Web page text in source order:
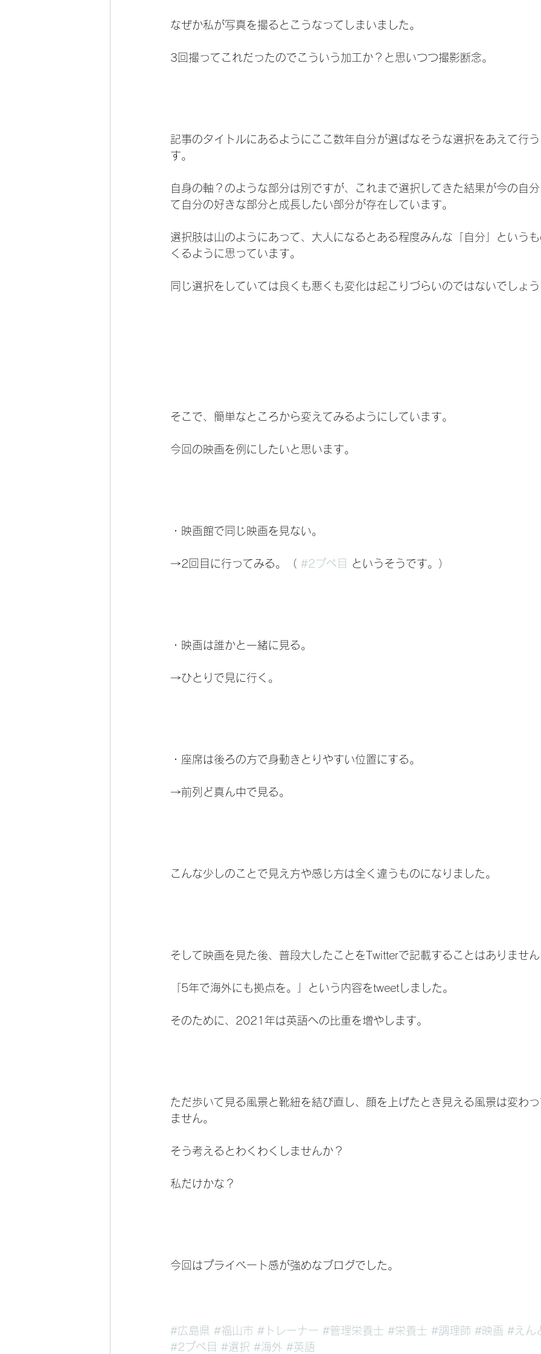
なぜか私が写真を撮るとこうなってしまいました。
3回撮ってこれだったのでこういう加工か？と思いつつ撮影断念。
記事のタイトルにあるようにここ数年自分が選ばなそうな選択をあえて行
す。
自身の軸？のような部分は別ですが、これまで選択してきた結果が今の自
て自分の好きな部分と成長したい部分が存在しています。
選択肢は山のようにあって、大人になるとある程度みんな「自分」という
くるように思っています。
同じ選択をしていては良くも悪くも変化は起こりづらいのではないでしょ
そこで、簡単なところから変えてみるようにしています。
今回の映画を例にしたいと思います。
・映画館で同じ映画を見ない。
→2回目に行ってみる。（ #2プぺ目 というそうです。）
・映画は誰かと一緒に見る。
→ひとりで見に行く。
・座席は後ろの方で身動きとりやすい位置にする。
→前列ど真ん中で見る。
こんな少しのことで見え方や感じ方は全く違うものになりました。
そして映画を見た後、普段大したことをTwitterで記載することはありませ
「5年で海外にも拠点を。」という内容をtweetしました。
そのために、2021年は英語への比重を増やします。
ただ歩いて見る風景と靴紐を結び直し、顔を上げたとき見える風景は変わ
ません。
そう考えるとわくわくしませんか？
私だけかな？
今回はプライベート感が強めなブログでした。
#広島県 #福山市 #トレーナー #管理栄養士 #栄養士 #調理師 #映画 #えん
#2プぺ目 #選択 #海外 #英語